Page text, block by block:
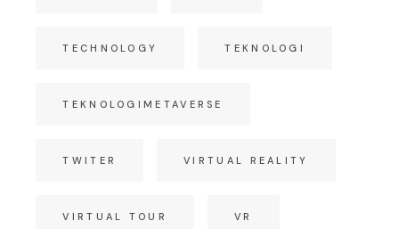
TECHNOLOGY TEKNOLOGI
TEKNOLOGIMETAVERSE
TWITER VIRTUAL REALITY
VIRTUAL TOUR VR